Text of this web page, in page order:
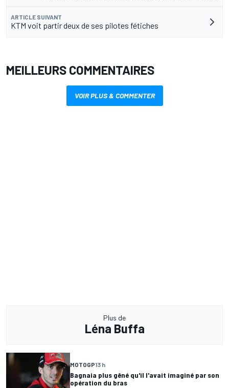
ARTICLE SUIVANT
KTM voit partir deux de ses pilotes fétiches
MEILLEURS COMMENTAIRES
VOIR PLUS & COMMENTER
Plus de
Léna Buffa
MOTOGP13 h
Bagnaia plus gêné qu'il l'avait imaginé par son
opération du bras